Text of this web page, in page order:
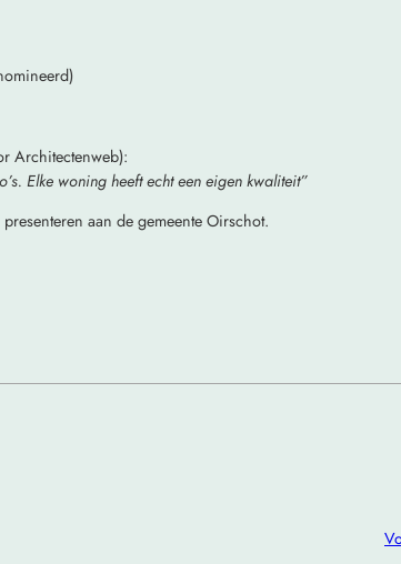
Architectenweb):
Elke woning heeft echt een eigen kwaliteit”
aan de gemeente Oirschot.